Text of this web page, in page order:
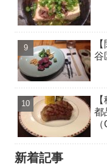
谷
都
新着記事